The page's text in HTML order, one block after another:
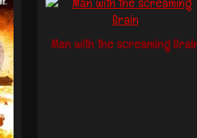
Man with the screaming